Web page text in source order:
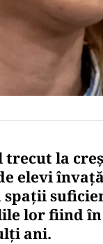
trecut la
elevi
lor fiind
ani.